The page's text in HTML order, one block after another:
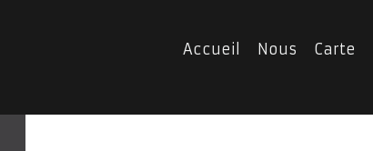
Accueil Nous Carte